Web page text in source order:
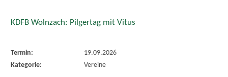
KDFB Wolnzach: Pilgertag mit Vitus
Termin:
19.09.2026
Kategorie:
Vereine